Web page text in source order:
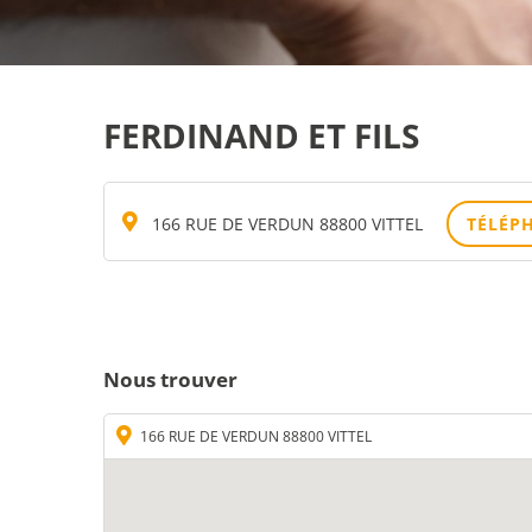
FERDINAND ET FILS
166 RUE DE VERDUN 88800 VITTEL
Nous trouver
166 RUE DE VERDUN 88800 VITTEL